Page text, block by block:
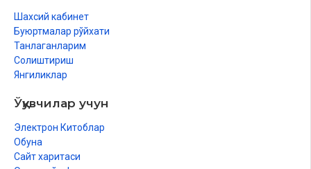
Шахсий кабинет
Буюртмалар рўйхати
Танлаганларим
Солиштириш
Янгиликлар
Ўқувчилар учун
Электрон Китоблар
Обуна
Сайт харитаси